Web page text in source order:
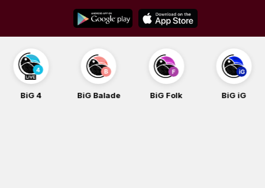
content
BiG 4 BiG Balade BiG Folk BiG iG